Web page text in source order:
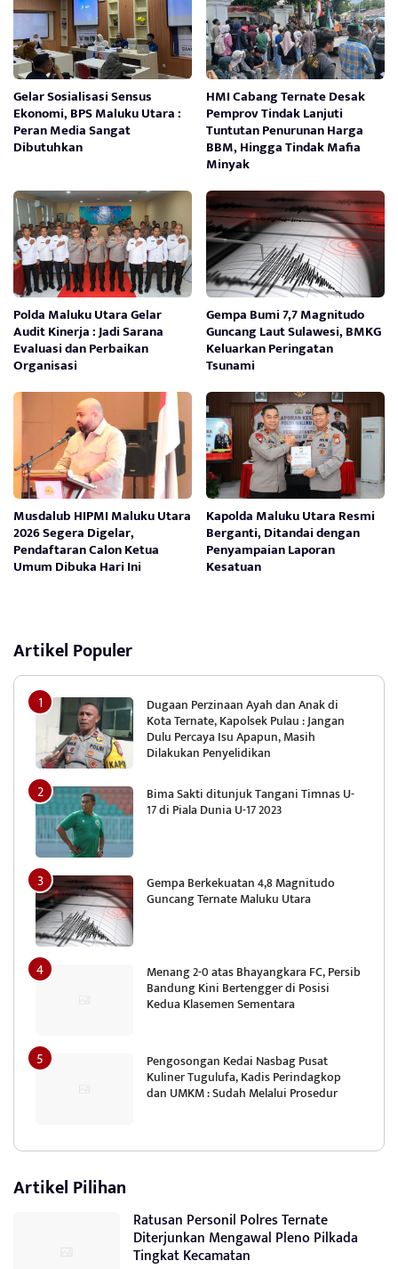
Gelar Sosialisasi Sensus
Ekonomi, BPS Maluku Utara :
Peran Media Sangat
Dibutuhkan
HMI Cabang Ternate Desak
Pemprov Tindak Lanjuti
Tuntutan Penurunan Harga
BBM, Hingga Tindak Mafia
Minyak
Polda Maluku Utara Gelar
Audit Kinerja : Jadi Sarana
Evaluasi dan Perbaikan
Organisasi
Gempa Bumi 7,7 Magnitudo
Guncang Laut Sulawesi, BMKG
Keluarkan Peringatan
Tsunami
Musdalub HIPMI Maluku Utara
2026 Segera Digelar,
Pendaftaran Calon Ketua
Umum Dibuka Hari Ini
Kapolda Maluku Utara Resmi
Berganti, Ditandai dengan
Penyampaian Laporan
Kesatuan
Artikel Populer
Dugaan Perzinaan Ayah dan Anak di
Kota Ternate, Kapolsek Pulau : Jangan
Dulu Percaya Isu Apapun, Masih
Dilakukan Penyelidikan
Bima Sakti ditunjuk Tangani Timnas U-
17 di Piala Dunia U-17 2023
Gempa Berkekuatan 4,8 Magnitudo
Guncang Ternate Maluku Utara
Menang 2-0 atas Bhayangkara FC, Persib
Bandung Kini Bertengger di Posisi
Kedua Klasemen Sementara
Pengosongan Kedai Nasbag Pusat
Kuliner Tugulufa, Kadis Perindagkop
dan UMKM : Sudah Melalui Prosedur
Artikel Pilihan
Ratusan Personil Polres Ternate
Diterjunkan Mengawal Pleno Pilkada
Tingkat Kecamatan